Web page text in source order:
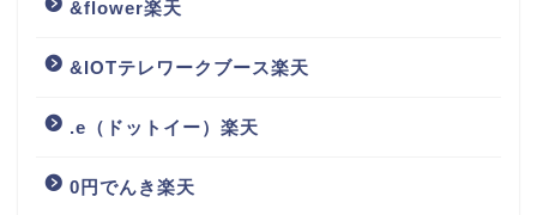
&flower楽天
&IOTテレワークブース楽天
.e（ドットイー）楽天
0円でんき楽天